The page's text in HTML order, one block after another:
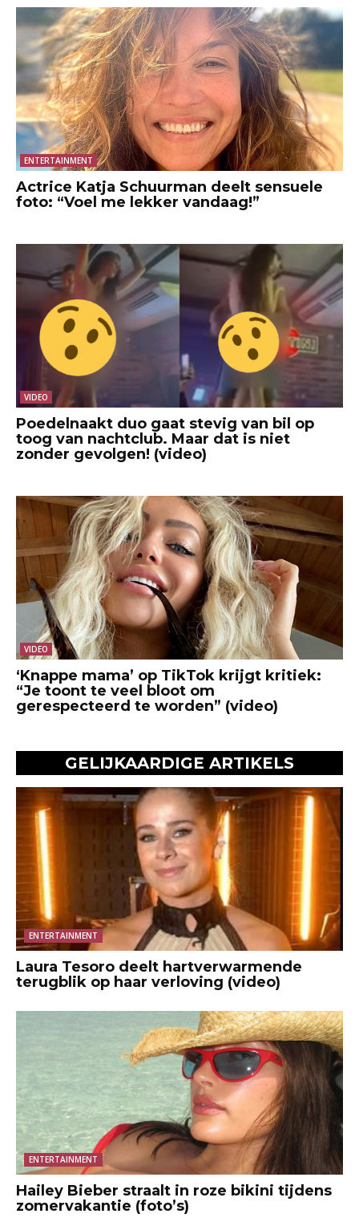
ENTERTAINMENT
Actrice Katja Schuurman deelt sensuele
foto: “Voel me lekker vandaag!”
VIDEO
Poedelnaakt duo gaat stevig van bil op
toog van nachtclub. Maar dat is niet
zonder gevolgen! (video)
VIDEO
‘Knappe mama’ op TikTok krijgt kritiek:
“Je toont te veel bloot om
gerespecteerd te worden” (video)
GELIJKAARDIGE ARTIKELS
ENTERTAINMENT
Laura Tesoro deelt hartverwarmende
terugblik op haar verloving (video)
ENTERTAINMENT
Hailey Bieber straalt in roze bikini tijdens
zomervakantie (foto’s)